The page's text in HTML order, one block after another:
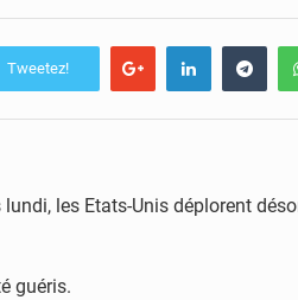
Tweetez!
les Etats-Unis déplorent
guéris.